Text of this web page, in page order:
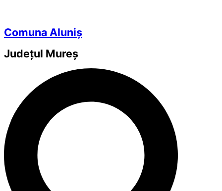
Comuna Aluniș
Județul Mureș